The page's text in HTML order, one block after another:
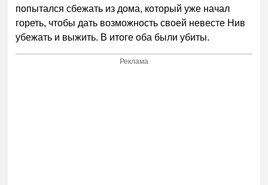
попытался сбежать из дома, который уже начал
гореть, чтобы дать возможность своей невесте Нив
убежать и выжить. В итоге оба были убиты.
Реклама